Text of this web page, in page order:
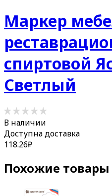
Маркер
спиртовой
Светлый
В наличии
Доступна доставка
118.26₽
Похожие товары